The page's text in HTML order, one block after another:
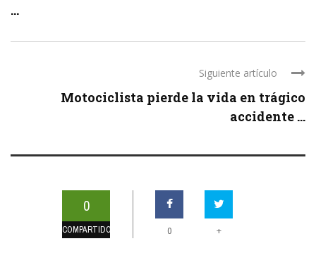
...
Siguiente artículo
Motociclista pierde la vida en trágico
accidente ...
0
COMPARTIDOS 0 +